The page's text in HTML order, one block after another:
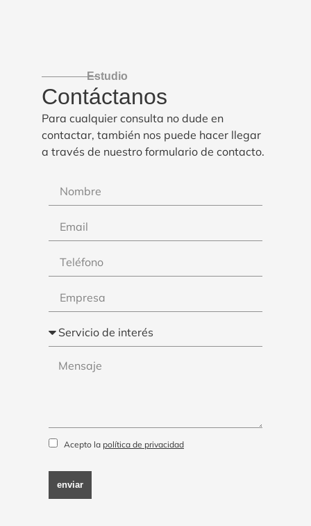
Estudio
Contáctanos
Para cualquier consulta no dude en
contactar, también nos puede hacer llegar
a través de nuestro formulario de contacto.
Acepto la política de privacidad
enviar